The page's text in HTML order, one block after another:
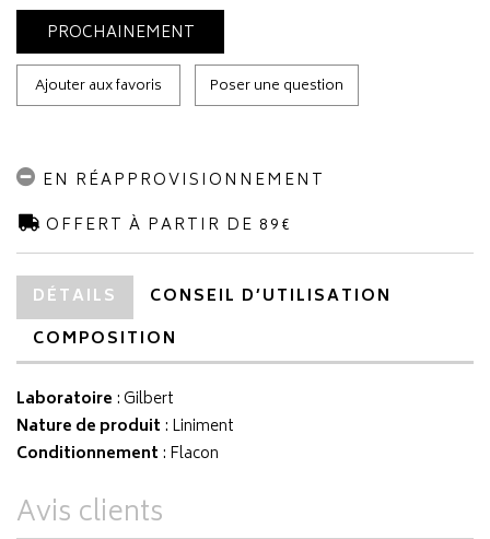
PROCHAINEMENT
Ajouter aux favoris Poser une question
EN RÉAPPROVISIONNEMENT
OFFERT À PARTIR DE 89€
DÉTAILS
CONSEIL D’UTILISATION
COMPOSITION
Laboratoire :Gilbert
Nature de produit : Liniment
Conditionnement : Flacon
Avis clients